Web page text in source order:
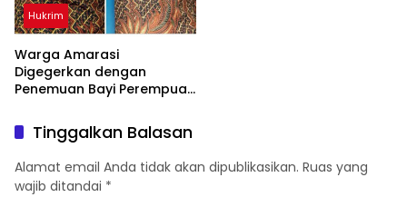
Hukrim
Warga Amarasi
Digegerkan dengan
Penemuan Bayi Perempuan
Tinggalkan Balasan
Alamat email Anda tidak akan dipublikasikan. Ruas yang
wajib ditandai *